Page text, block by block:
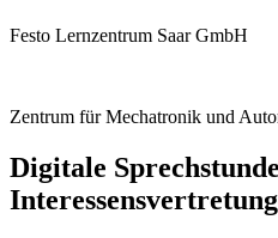
Festo Lernzentrum Saar GmbH
Zentrum für Mechatronik und
Digitale